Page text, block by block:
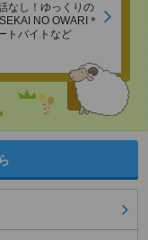
なし！ゆっくりの
NO OWARI＊
トバイトなど